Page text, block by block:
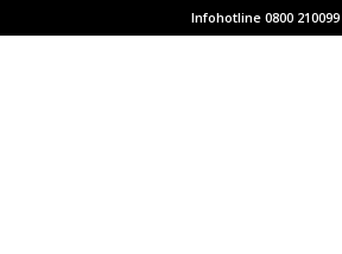
Infohotline 0800 210099